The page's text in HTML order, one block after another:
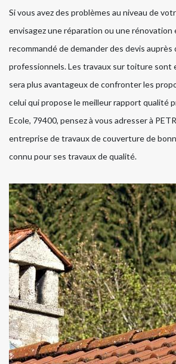
Si vous avez des problèmes au niveau de
envisagez une réparation ou une rénovation
recommandé de demander des devis auprès
professionnels. Les travaux sur toiture sont
sera plus avantageux de confronter les
celui qui propose le meilleur rapport qualité
Ecole, 79400, pensez à vous adresser à
entreprise de travaux de couverture de
connu pour ses travaux de qualité.